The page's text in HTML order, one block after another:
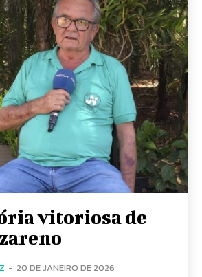
vitoriosa de
- 20 DE JANEIRO DE 2026